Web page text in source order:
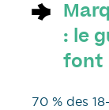
: le
font
70 % des